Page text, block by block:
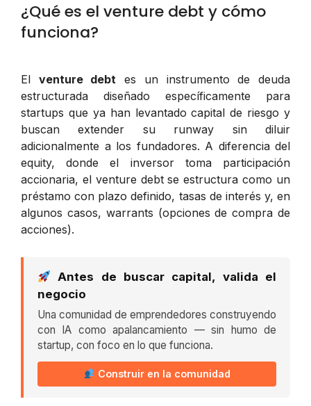
¿Qué es el venture debt y cómo
funciona?
El venture debt es un instrumento de deuda
estructurada diseñado específicamente para
startups que ya han levantado capital de riesgo y
buscan extender su runway sin diluir
adicionalmente a los fundadores. A diferencia del
equity, donde el inversor toma participación
accionaria, el venture debt se estructura como un
préstamo con plazo definido, tasas de interés y, en
algunos casos, warrants (opciones de compra de
acciones).
Antes de buscar capital, valida el
negocio
Una comunidad de emprendedores construyendo
con IA como apalancamiento — sin humo de
startup, con foco en lo que funciona.
Construir en la comunidad